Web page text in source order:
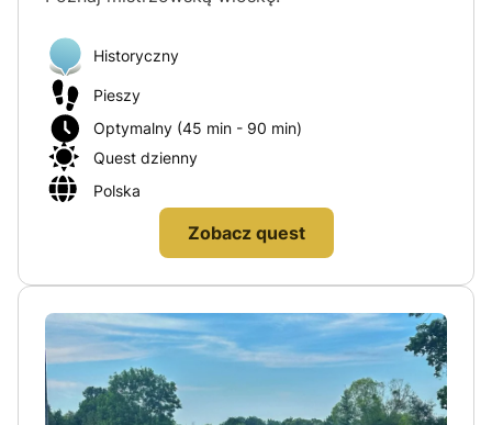
Historyczny
Pieszy
Optymalny (45 min - 90 min)
Quest dzienny
Polska
Zobacz quest